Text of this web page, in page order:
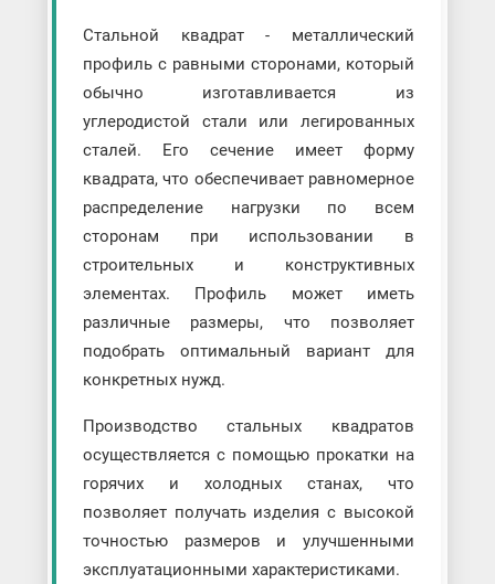
Стальной квадрат - металлический
профиль с равными сторонами, который
обычно изготавливается из
углеродистой стали или легированных
сталей. Его сечение имеет форму
квадрата, что обеспечивает равномерное
распределение нагрузки по всем
сторонам при использовании в
строительных и конструктивных
элементах. Профиль может иметь
различные размеры, что позволяет
подобрать оптимальный вариант для
конкретных нужд.
Производство стальных квадратов
осуществляется с помощью прокатки на
горячих и холодных станах, что
позволяет получать изделия с высокой
точностью размеров и улучшенными
эксплуатационными характеристиками.